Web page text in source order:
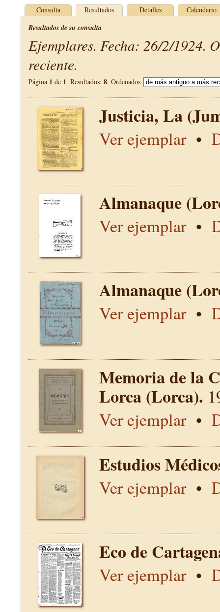
Consulta Resultados Detalles Calendario
Resultados de su consulta
Ejemplares. Fecha: 26/2/1924.
reciente.
Página 1 de 1. Resultados: 8. Ordenados
Justicia, La
Ver ejemplar•
Almanaque
Ver ejemplar•
Almanaque
Ver ejemplar•
Memoria de la
Lorca (Lorca).
Ver ejemplar•
Estudios
Ver ejemplar•
Eco de
Ver ejemplar•